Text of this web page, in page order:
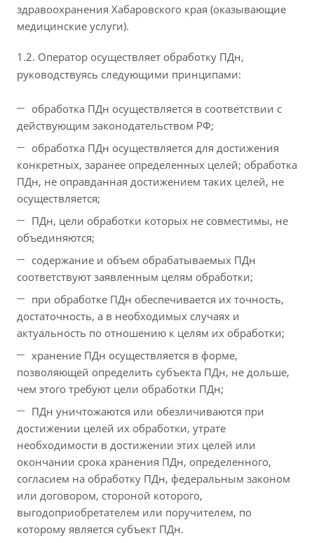
здравоохранения Хабаровского края (оказывающие
медицинские услуги).
1.2. Оператор осуществляет обработку ПДн,
руководствуясь следующими принципами:
обработка ПДн осуществляется в соответствии с
действующим законодательством РФ;
обработка ПДн осуществляется для достижения
конкретных, заранее определенных целей; обработка
ПДн, не оправданная достижением таких целей, не
осуществляется;
ПДн, цели обработки которых не совместимы, не
объединяются;
содержание и объем обрабатываемых ПДн
соответствуют заявленным целям обработки;
при обработке ПДн обеспечивается их точность,
достаточность, а в необходимых случаях и
актуальность по отношению к целям их обработки;
хранение ПДн осуществляется в форме,
позволяющей определить субъекта ПДн, не дольше,
чем этого требуют цели обработки ПДн;
ПДн уничтожаются или обезличиваются при
достижении целей их обработки, утрате
необходимости в достижении этих целей или
окончании срока хранения ПДн, определенного,
согласием на обработку ПДн, федеральным законом
или договором, стороной которого,
выгодоприобретателем или поручителем, по
которому является субъект ПДн.